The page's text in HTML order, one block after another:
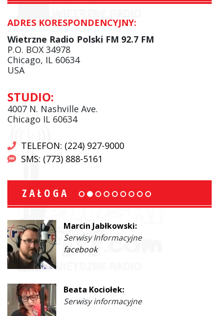
ADRES KORESPONDENCYJNY:
Wietrzne Radio Polski FM 92.7 FM
P.O. BOX 34978
Chicago, IL 60634
USA
STUDIO:
4007 N. Nashville Ave.
Chicago IL 60634
TELEFON: (224) 927-9000
SMS: (773) 888-5161
ZAŁOGA
Marcin Jabłkowski:
Serwisy Informacyjne
facebook
Beata Kociołek:
Serwisy informacyjne